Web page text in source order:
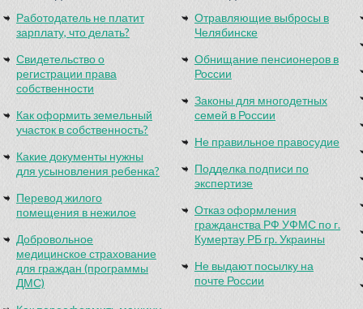
Работодатель не платит
зарплату, что делать?
Свидетельство о
регистрации права
собственности
Как оформить земельный
участок в собственность?
Какие документы нужны
для усыновления ребенка?
Перевод жилого
помещения в нежилое
Добровольное
медицинское страхование
для граждан (программы
ДМС)
Отравляющие выбросы в
Челябинске
Обнищание пенсионеров в
России
Законы для многодетных
семей в России
Не правильное правосудие
Подделка подписи по
экспертизе
Отказ оформления
гражданства РФ УФМС по г.
Кумертау РБ гр. Украины
Не выдают посылку на
почте России